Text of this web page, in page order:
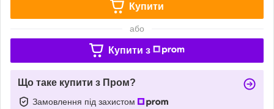
Купити
або
Купити з
Що таке купити з Пром?
Замовлення під захистом